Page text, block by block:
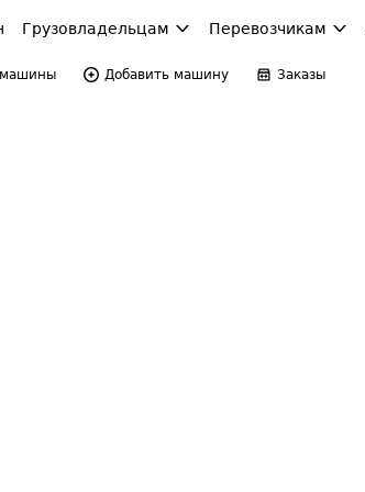
Грузовладельцам Перевозчикам
Добавить машину Заказы